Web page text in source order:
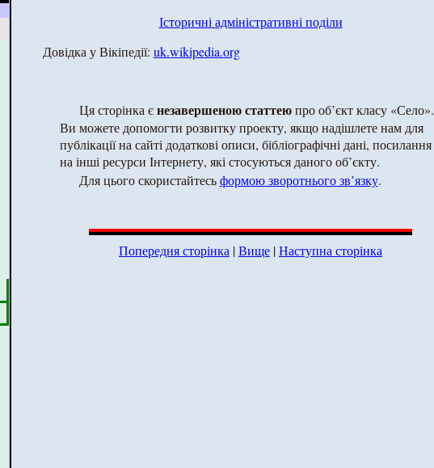
Історичні адміністративні поділи
Довідка у Вікіпедії: uk.wikipedia.org
Ця сторінка єнезавершеною статтеюпро об’єкт класу «Село».
Ви можете допомогти розвитку проекту, якщо надішлете нам для
публікації на сайті додаткові описи, бібліографічні дані, посилання
на інші ресурси Інтернету, які стосуються даного об’єкту.
Для цього скористайтесьформою зворотнього зв’язку.
Попередня сторінка |Вище |Наступна сторінка